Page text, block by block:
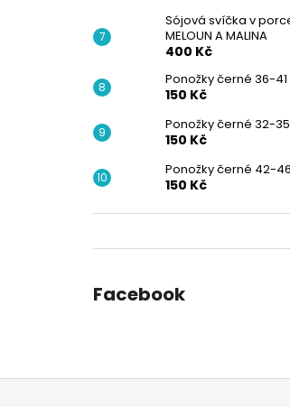
Sójová svíčka v
MELOUN A MALINA
400 Kč
Ponožky černé 36-41
150 Kč
Ponožky černé 32-35
150 Kč
Ponožky černé 42-46
150 Kč
Facebook
Z